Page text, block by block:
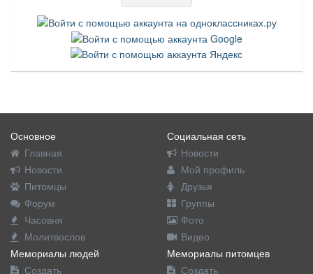
Основное
Главная
Новости
Питомцы
Форум
Часовня
Молитвослов
Социальная сеть
Новости
Мой профиль
Друзья
Группы
Фото
Видео
Мемориалы людей
Создать
Мемориалы питомцев
Создать